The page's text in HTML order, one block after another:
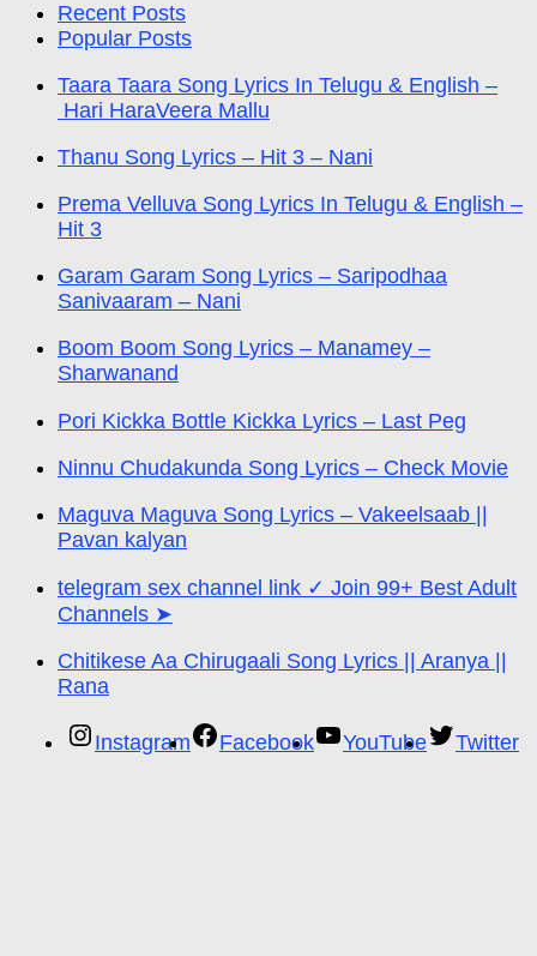
Recent Posts
Popular Posts
Taara Taara Song Lyrics In Telugu & English –
Hari HaraVeera Mallu
Thanu Song Lyrics – Hit 3 – Nani
Prema Velluva Song Lyrics In Telugu & English –
Hit 3
Garam Garam Song Lyrics – Saripodhaa
Sanivaaram – Nani
Boom Boom Song Lyrics – Manamey –
Sharwanand
Pori Kickka Bottle Kickka Lyrics – Last Peg
Ninnu Chudakunda Song Lyrics – Check Movie
Maguva Maguva Song Lyrics – Vakeelsaab ||
Pavan kalyan
telegram sex channel link ✓ Join 99+ Best Adult
Channels ➤
Chitikese Aa Chirugaali Song Lyrics || Aranya ||
Rana
Instagram Facebook YouTube Twitter